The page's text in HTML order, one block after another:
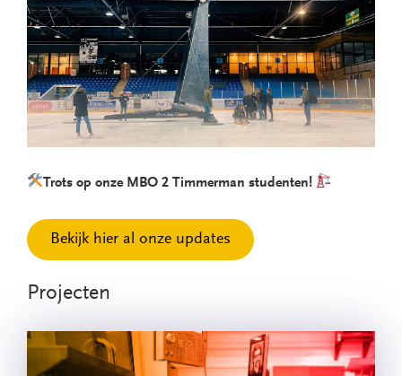
Trots op onze MBO 2 Timmerman studenten!
Bekijk hier al onze updates
Projecten